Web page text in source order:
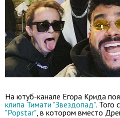
На ютуб-канале Егора Крида
клипа Тимати "Звездопад". Того
"Popstar" , в котором вместо